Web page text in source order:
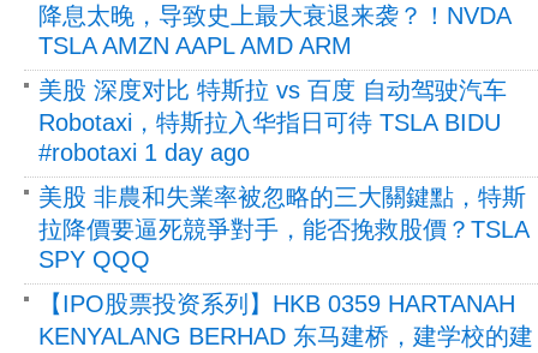
降息太晚，导致史上最大衰退来袭？！NVDA
TSLA AMZN AAPL AMD ARM
美股 深度对比 特斯拉 vs 百度 自动驾驶汽车
Robotaxi，特斯拉入华指日可待 TSLA BIDU
#robotaxi 1 day ago
美股 非農和失業率被忽略的三大關鍵點，特斯
拉降價要逼死競爭對手，能否挽救股價？TSLA
SPY QQQ
【IPO股票投资系列】HKB 0359 HARTANAH
KENYALANG BERHAD 东马建桥，建学校的建